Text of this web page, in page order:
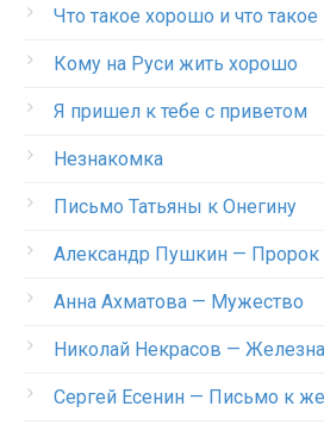
Что такое хорошо и что такое
Кому на Руси жить хорошо
Я пришел к тебе с приветом
Незнакомка
Письмо Татьяны к Онегину
Александр Пушкин — Пророк
Анна Ахматова — Мужество
Николай Некрасов —
Сергей Есенин — Письмо к